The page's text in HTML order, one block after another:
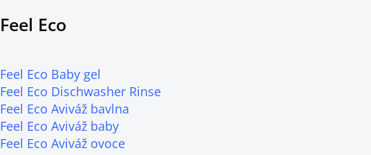
Feel Eco
Feel Eco Baby gel
Feel Eco Dischwasher Rinse
Feel Eco Aviváž bavlna
Feel Eco Aviváž baby
Feel Eco Aviváž ovoce